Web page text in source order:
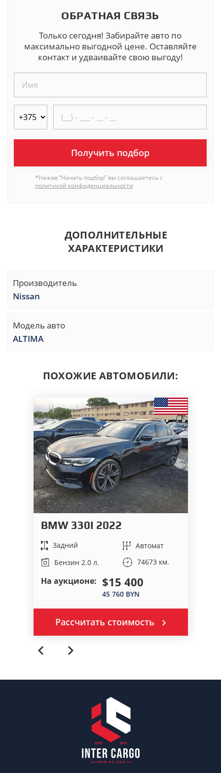
ОБРАТНАЯ СВЯЗЬ
Только сегодня! Забирайте авто по
максимально выгодной цене. Оставляйте
контакт и удваивайте свою выгоду!
Получить подбор
*Нажав “Начать подбор” вы соглашаетесь с
политикой конфиденциальности
ДОПОЛНИТЕЛЬНЫЕ
ХАРАКТЕРИСТИКИ
Производитель
Nissan
Модель авто
ALTIMA
ПОХОЖИЕ АВТОМОБИЛИ:
BMW 330I 2022
Задний
Автомат
Бензин 2.0 л.
74673 км.
На аукционе: $15 400
45 760 BYN
Рассчитать стоимость